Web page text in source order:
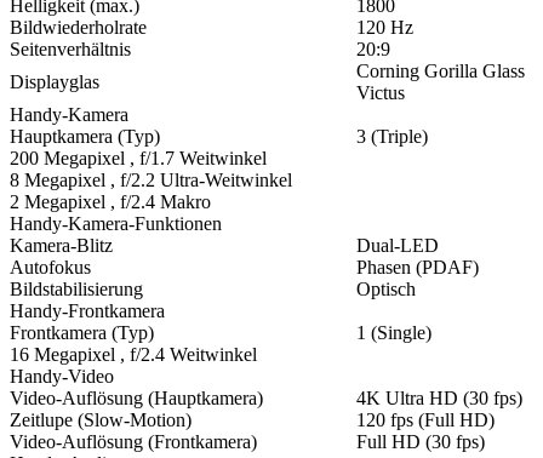
Helligkeit (max.)
1800
Bildwiederholrate
120 Hz
Seitenverhältnis
20:9
Displayglas
Corning Gorilla Glass
Victus
Handy-Kamera
Hauptkamera (Typ)
3 (Triple)
200 Megapixel , f/1.7 Weitwinkel
8 Megapixel , f/2.2 Ultra-Weitwinkel
2 Megapixel , f/2.4 Makro
Handy-Kamera-Funktionen
Kamera-Blitz
Dual-LED
Autofokus
Phasen (PDAF)
Bildstabilisierung
Optisch
Handy-Frontkamera
Frontkamera (Typ)
1 (Single)
16 Megapixel , f/2.4 Weitwinkel
Handy-Video
Video-Auflösung (Hauptkamera)
4K Ultra HD (30 fps)
Zeitlupe (Slow-Motion)
120 fps (Full HD)
Video-Auflösung (Frontkamera)
Full HD (30 fps)